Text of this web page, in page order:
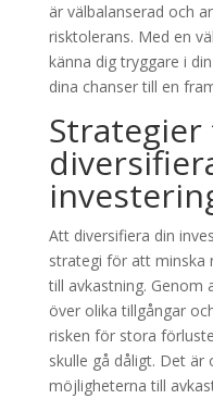
är välbalanserad och
risktolerans. Med en
känna dig tryggare i
dina chanser till en
Att diversifiera din
strategi för att minska
till avkastning. Genom
över olika tillgångar
risken för stora
skulle gå dåligt. Det
möjligheterna till